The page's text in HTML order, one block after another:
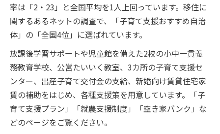
率は「2・23」と全国平均を1人上回っています。移住に
関するあるネットの調査で、「子育て支援おすすめ自治
体」の「全国4位」に選ばれています。
放課後学習サポートや児童館を備えた2校の小中一貫義
務教育学校、公営たいいく教室、3カ所の子育て支援セ
ンター、出産子育て交付金の支給、新婚向け賃貸住宅家
賃の補助をはじめ、各種支援策を用意しています。「子
育て支援プラン」「就農支援制度」「空き家バンク」な
どのページをご覧ください。